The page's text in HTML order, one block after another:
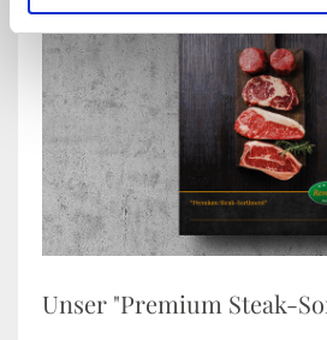
Unser "Premium Steak-